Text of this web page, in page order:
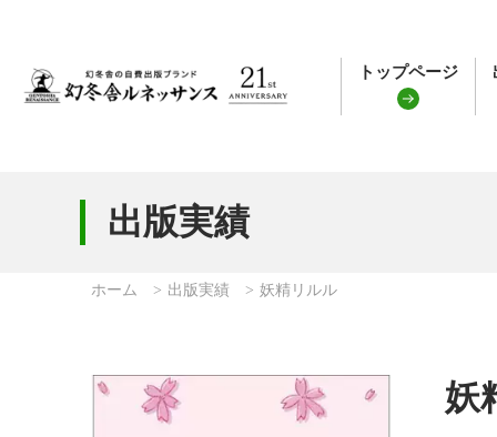
トップページ
出版実績
ホーム 出版実績 妖精リルル
妖